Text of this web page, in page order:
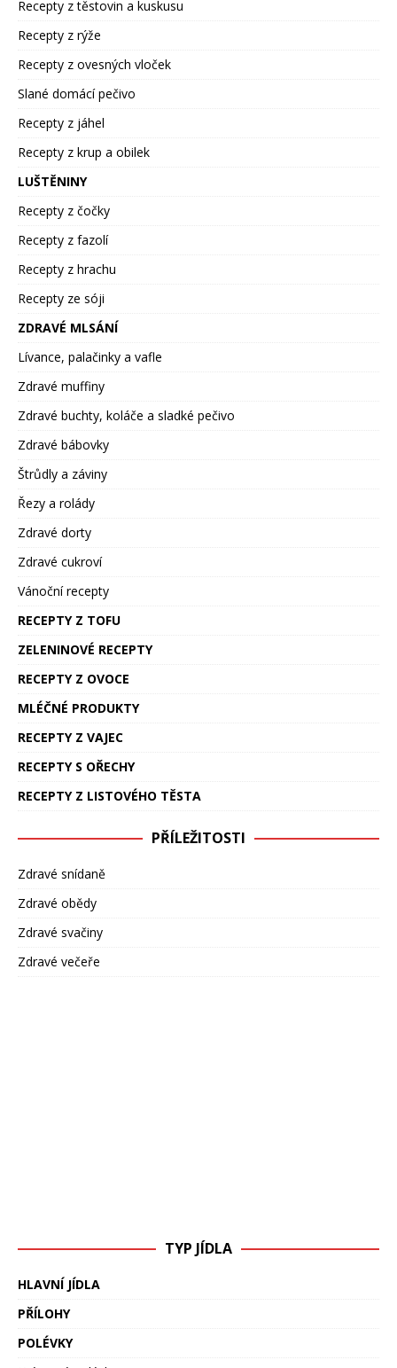
Recepty z těstovin a kuskusu
Recepty z rýže
Recepty z ovesných vloček
Slané domácí pečivo
Recepty z jáhel
Recepty z krup a obilek
LUŠTĚNINY
Recepty z čočky
Recepty z fazolí
Recepty z hrachu
Recepty ze sóji
ZDRAVÉ MLSÁNÍ
Lívance, palačinky a vafle
Zdravé muffiny
Zdravé buchty, koláče a sladké pečivo
Zdravé bábovky
Štrůdly a záviny
Řezy a rolády
Zdravé dorty
Zdravé cukroví
Vánoční recepty
RECEPTY Z TOFU
ZELENINOVÉ RECEPTY
RECEPTY Z OVOCE
MLÉČNÉ PRODUKTY
RECEPTY Z VAJEC
RECEPTY S OŘECHY
RECEPTY Z LISTOVÉHO TĚSTA
PŘÍLEŽITOSTI
Zdravé snídaně
Zdravé obědy
Zdravé svačiny
Zdravé večeře
TYP JÍDLA
HLAVNÍ JÍDLA
PŘÍLOHY
POLÉVKY